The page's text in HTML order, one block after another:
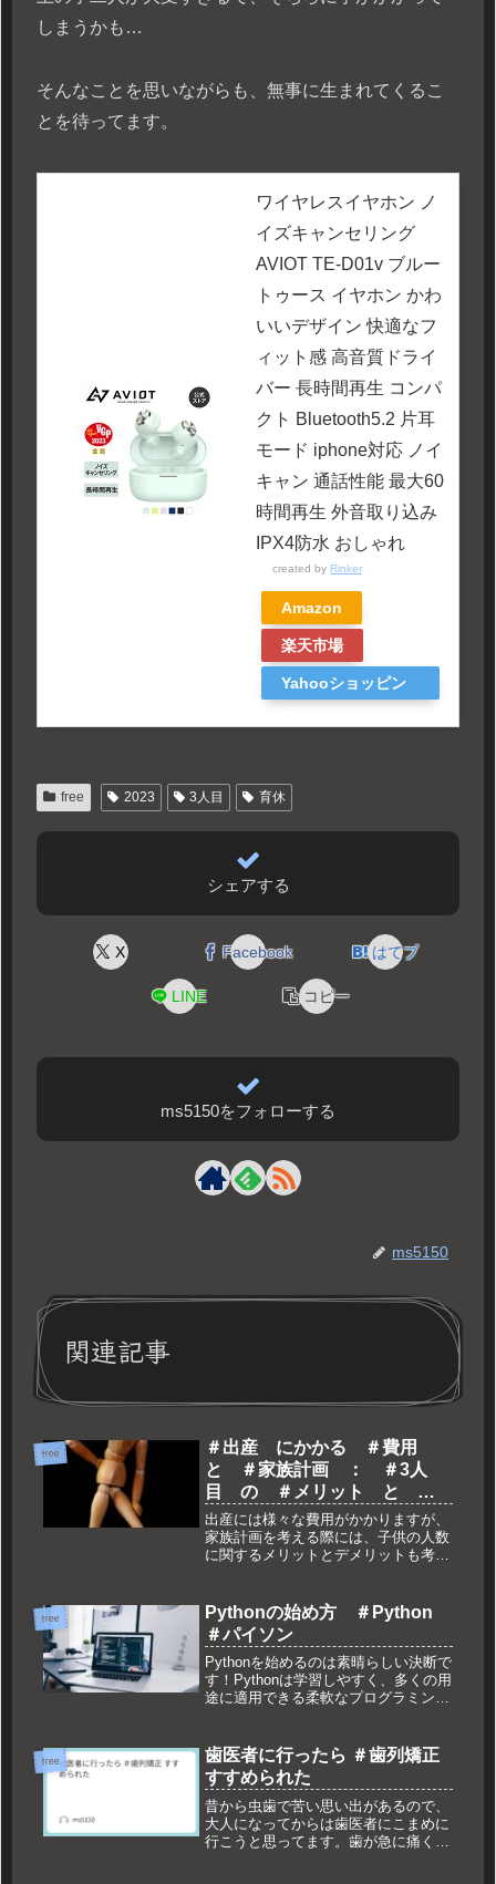
しまうかも…
そんなことを思いながらも、無事に生まれてくるこ
とを待ってます。
ワイヤレスイヤホン ノ
イズキャンセリング
AVIOT TE-D01v ブルー
トゥース イヤホン かわ
いいデザイン 快適なフ
ィット感 高音質ドライ
バー 長時間再生 コンパ
クト Bluetooth5.2 片耳
モード iphone対応 ノイ
キャン 通話性能 最大60
時間再生 外音取り込み
IPX4防水 おしゃれ
created by Rinker
Amazon
楽天市場
Yahooショッピン
free 2023 3人目 育休
シェアする
X Facebook はてブ
LINE コピー
ms5150をフォローする
ms5150
関連記事
free
＃出産 にかかる ＃費用
と ＃家族計画 ： ＃3人
目 の ＃メリット と ＃
デメリット も考えよう
出産には様々な費用がかかりますが、
家族計画を考える際には、子供の人数
に関するメリットとデメリットも考慮
ットとデメリットについても考えてみ
ましょう。### メリット1. **...
free
Pythonの始め方 ＃Python
＃パイソン
Pythonを始めるのは素晴らしい決断で
す！Pythonは学習しやすく、多くの用
途に適用できる柔軟なプログラミング
によって開発されました。Pythonは...
free
歯医者に行ったら ＃歯列矯正
すすめられた
昔から虫歯で苦い思い出があるので、
大人になってからは歯医者にこまめに
行こうと思ってます。歯が急に痛くな